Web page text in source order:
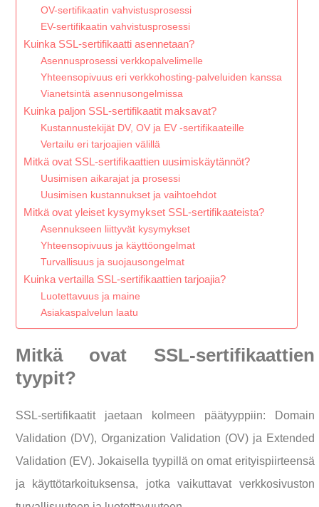
OV-sertifikaatin vahvistusprosessi
EV-sertifikaatin vahvistusprosessi
Kuinka SSL-sertifikaatti asennetaan?
Asennusprosessi verkkopalvelimelle
Yhteensopivuus eri verkkohosting-palveluiden kanssa
Vianetsintä asennusongelmissa
Kuinka paljon SSL-sertifikaatit maksavat?
Kustannustekijät DV, OV ja EV -sertifikaateille
Vertailu eri tarjoajien välillä
Mitkä ovat SSL-sertifikaattien uusimiskäytännöt?
Uusimisen aikarajat ja prosessi
Uusimisen kustannukset ja vaihtoehdot
Mitkä ovat yleiset kysymykset SSL-sertifikaateista?
Asennukseen liittyvät kysymykset
Yhteensopivuus ja käyttöongelmat
Turvallisuus ja suojausongelmat
Kuinka vertailla SSL-sertifikaattien tarjoajia?
Luotettavuus ja maine
Asiakaspalvelun laatu
Mitkä ovat SSL-sertifikaattien
tyypit?
SSL-sertifikaatit jaetaan kolmeen päätyyppiin: Domain
Validation (DV), Organization Validation (OV) ja Extended
Validation (EV). Jokaisella tyypillä on omat erityispiirteensä
ja käyttötarkoituksensa, jotka vaikuttavat verkkosivuston